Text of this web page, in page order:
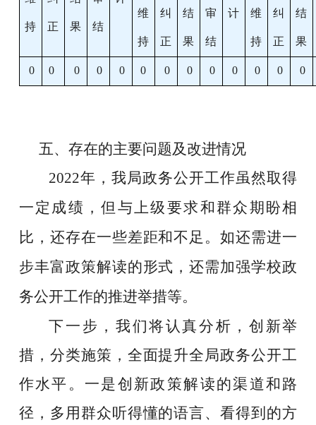
持 正 果 结
维
持
纠
正
结
果
审
结
计 维
持
纠
正
结
果
0 0 0 0 0 0 0 0 0 0 0 0 0
五、 存在的主要问题及改进情况
2022年，我局政务公开工作虽然取得
一定成绩，但与上级要求和群众期盼相
比，还存在一些差距和不足。如还需进一
步丰富政策解读的形式 ，还需加强学校政
务公开工作的推进举措等。
下一步，我们将认真分析，创新举
措，分类施策，全面提升全局政务公开工
作水平。一是创新政策解读的渠道和路
径，多用群众听得懂的语言、看得到的方